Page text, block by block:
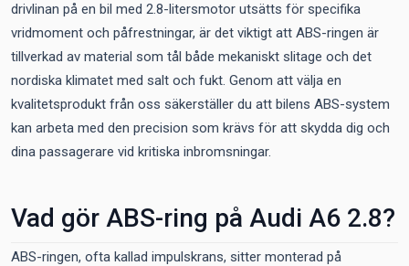
drivlinan på en bil med 2.8-litersmotor utsätts för specifika
vridmoment och påfrestningar, är det viktigt att ABS-ringen är
tillverkad av material som tål både mekaniskt slitage och det
nordiska klimatet med salt och fukt. Genom att välja en
kvalitetsprodukt från oss säkerställer du att bilens ABS-system
kan arbeta med den precision som krävs för att skydda dig och
dina passagerare vid kritiska inbromsningar.
Vad gör ABS-ring på Audi A6 2.8?
ABS-ringen, ofta kallad impulskrans, sitter monterad på